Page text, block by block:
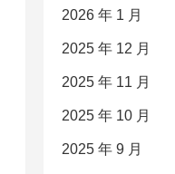
2026 年 1 月
2025 年 12 月
2025 年 11 月
2025 年 10 月
2025 年 9 月